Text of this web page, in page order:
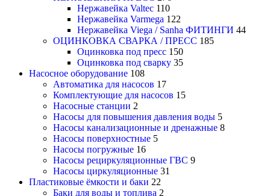
Нержавейка Valtec 110
Нержавейка Varmega 122
Нержавейка Viega / Sanha ФИТИНГИ 44
ОЦИНКОВКА СВАРКА / ПРЕСС 185
Оцинковка под пресс 150
Оцинковка под сварку 35
Насосное оборудование 108
Автоматика для насосов 17
Комплектующие для насосов 15
Насосные станции 2
Насосы для повышения давления воды 5
Насосы канализационные и дренажные 8
Насосы поверхностные 5
Насосы погружные 16
Насосы рециркуляционные ГВС 9
Насосы циркуляционные 31
Пластиковые ёмкости и баки 22
Баки для воды и топлива 2